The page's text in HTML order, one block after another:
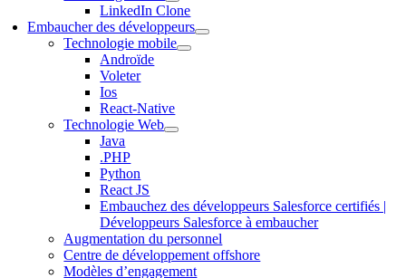
LinkedIn Clone
Embaucher des développeurs
Technologie mobile
Androïde
Voleter
Ios
React-Native
Technologie Web
Java
.PHP
Python
React JS
Embauchez des développeurs Salesforce certifiés |
Développeurs Salesforce à embaucher
Augmentation du personnel
Centre de développement offshore
Modèles d’engagement